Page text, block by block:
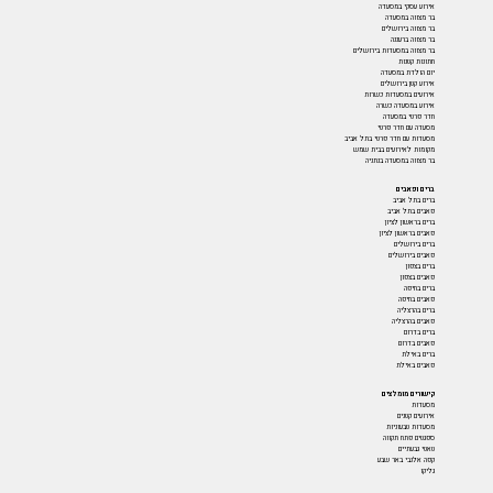
אירוע עסקי במסעדה
בר מצווה במסעדה
בר מצווה בירושלים
בר מצווה ברעננה
בר מצווה במסעדות בירושלים
חתונות קטנות
יום הולדת במסעדה
אירוע קטן בירושלים
אירועים במסעדות כשרות
אירוע במסעדה כשרה
חדר פרטי במסעדה
מסעדה עם חדר פרטי
מסעדות עם חדר פרטי בתל אביב
מקומות לאירועים בבית שמש
בר מצווה במסעדה בנתניה
ברים ופאבים
ברים בתל אביב
פאבים בתל אביב
ברים בראשון לציון
פאבים בראשון לציון
ברים בירושלים
פאבים בירושלים
ברים בצפון
פאבים בצפון
ברים בחיפה
פאבים בחיפה
ברים בהרצליה
פאבים בהרצליה
ברים בדרום
פאבים בדרום
ברים באילת
פאבים באילת
קישורים מומלצים
מסעדות
אירועים קטנים
מסעדות טבעוניות
ספגטים פתח תקווה
טאטי גבעתיים
קפה אלנבי באר שבע
גליקו